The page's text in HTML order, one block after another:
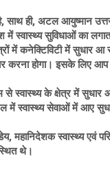
ही, अटल आयुष्मान
सुविधाओं का
में कनेक्टिविटी में सुधार आ
करना होगा। इसके लिए
स्वास्थ्य के क्षेत्र में
में स्वास्थ्य सेवाओं में आए
स्वास्थ्य एवं
थे।